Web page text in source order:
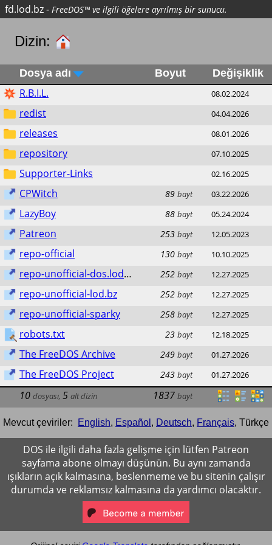
fd.lod.bz- FreeDOS™ ve ilgili öğelere ayrılmış bir sunucu.
Dizin:
Dosya adı Boyut Değişiklik
R.B.I.L. 08.02.2024
redist 04.04.2026
releases 08.01.2026
repository 07.10.2025
Supporter-Links 02.16.2025
CPWitch 89 bayt 03.22.2026
LazyBoy 88 bayt 05.24.2024
Patreon 253 bayt 12.05.2023
repo-official 130 bayt 10.10.2025
repo-unofficial-dos.lod.bz 252 bayt 12.27.2025
repo-unofficial-lod.bz 252 bayt 12.27.2025
repo-unofficial-sparky 258 bayt 12.27.2025
robots.txt 23 bayt 12.18.2025
The FreeDOS Archive 249 bayt 01.27.2026
The FreeDOS Project 243 bayt 01.27.2026
10 dosyası, 5 alt dizin 1837 bayt
Mevcut çeviriler: English, Español , Deutsch, Français, Türkçe
DOS ile ilgili daha fazla gelişme için lütfen Patreon
sayfama abone olmayı düşünün. Bu aynı zamanda
ışıkların açık kalmasına, beslenmeme ve bu sitenin çalışır
durumda ve reklamsız kalmasına da yardımcı olacaktır.